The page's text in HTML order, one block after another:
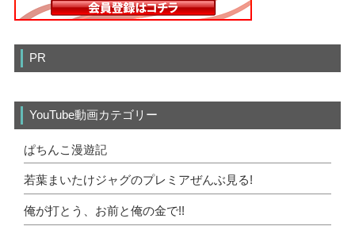
PR
YouTube動画カテゴリー
ぱちんこ漫遊記
若葉まいたけジャグのプレミアぜんぶ見る!
俺が打とう、お前と俺の金で!!